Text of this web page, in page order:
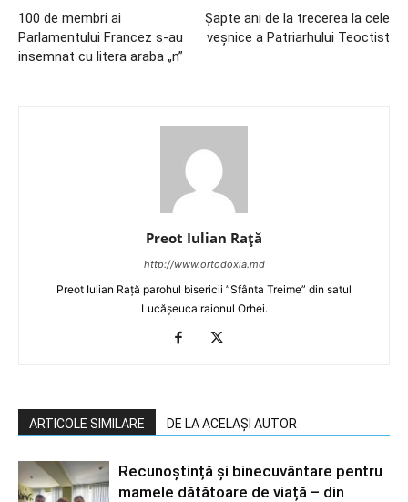
100 de membri ai
Parlamentului Francez s-au
insemnat cu litera araba „n”
Şapte ani de la trecerea la cele
veşnice a Patriarhului Teoctist
Preot Iulian Raţă
http://www.ortodoxia.md
Preot Iulian Rață parohul bisericii ”Sfânta Treime” din satul
Lucășeuca raionul Orhei.
ARTICOLE SIMILARE DE LA ACELAȘI AUTOR
Recunoștință și binecuvântare pentru
mamele dătătoare de viață – din